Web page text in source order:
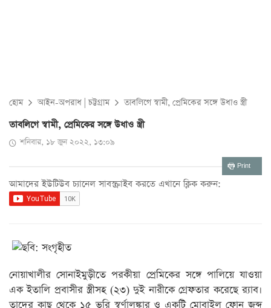
হোম আইন-অপরাধ |চট্টগ্রাম তাবলিগে স্বামী, প্রেমিকের সঙ্গে উধাও স্ত্রী
তাবলিগে স্বামী, প্রেমিকের সঙ্গে উধাও স্ত্রী
শনিবার, ১৮ জুন ২০২২, ১৩:০৯
Print
আমাদের ইউটিউব চ্যানেল সাবস্ক্রাইব করতে এখানে ক্লিক করুন:
নোয়াখালীর সোনাইমুড়ীতে পরকীয়া প্রেমিকের সঙ্গে পালিয়ে যাওয়া
এক ইতালি প্রবাসীর স্ত্রীসহ (২৩) দুই নারীকে গ্রেফতার করেছে র‌্যাব।